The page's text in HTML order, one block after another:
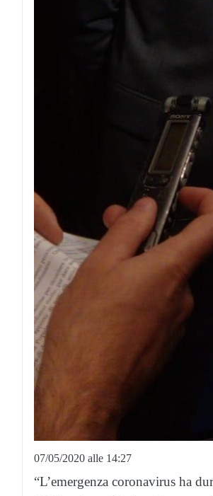
07/05/2020 alle 14:27
“L’emergenza coronavirus ha